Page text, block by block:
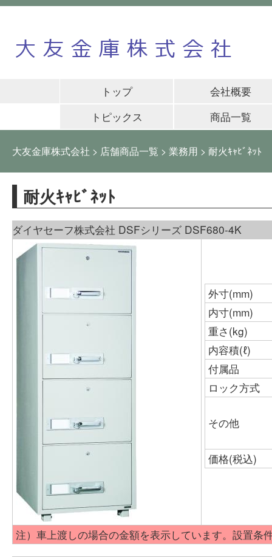
トップ
会社概要
トピックス
商品一覧
大友金庫株式会社 > 店舗商品一覧 > 業務用 > 耐火ｷｬﾋﾞﾈｯﾄ
耐火ｷｬﾋﾞﾈｯﾄ
ダイヤセーフ株式会社 DSFシリーズ DSF680-4K
外寸(mm)
内寸(mm)
重さ(kg)
内容積(ℓ)
付属品
ロック方式
その他
価格(税込)
注）車上渡しの場合の金額を表示しています。設置条